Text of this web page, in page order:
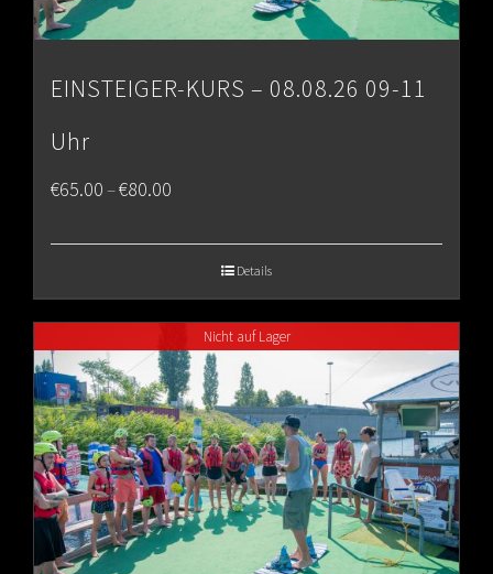
EINSTEIGER-KURS – 08.08.26 09-11
Uhr
€65.00–€80.00
€80.00
Details
Nicht auf Lager